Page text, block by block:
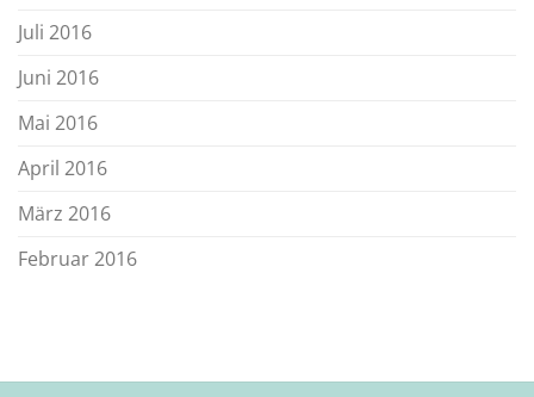
Juli 2016
Juni 2016
Mai 2016
April 2016
März 2016
Februar 2016